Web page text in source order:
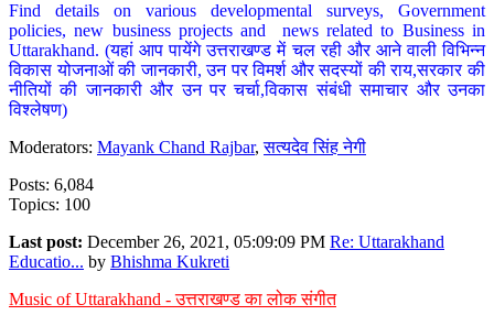
Find details on various developmental surveys, Government
policies, new business projects and news related to Business in
Uttarakhand. (यहां आप पायेंगे उत्तराखण्ड में चल रही और आने वाली विभिन्न
विकास योजनाओं की जानकारी, उन पर विमर्श और सदस्यों की राय,सरकार की
नीतियों की जानकारी और उन पर चर्चा,विकास संबंधी समाचार और उनका
विश्लेषण)
Moderators: Mayank Chand Rajbar,सत्यदेव सिंह नेगी
Posts: 6,084
Topics: 100
Last post: December 26, 2021, 05:09:09 PM Re: Uttarakhand
Educatio... by Bhishma Kukreti
Music of Uttarakhand - उत्तराखण्ड का लोक संगीत